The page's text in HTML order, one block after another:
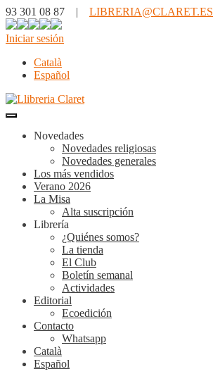
93 301 08 87 | LIBRERIA@CLARET.ES
Iniciar sesión
Català
Español
Novedades
Novedades religiosas
Novedades generales
Los más vendidos
Verano 2026
La Misa
Alta suscripción
Librería
¿Quiénes somos?
La tienda
El Club
Boletín semanal
Actividades
Editorial
Ecoedición
Contacto
Whatsapp
Català
Español